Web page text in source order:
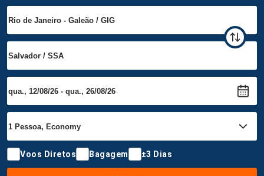
Voos Diretos Bagagem ±3 Dias